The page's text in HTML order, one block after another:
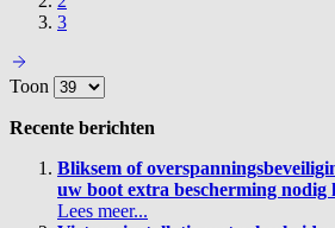
Recente berichten
Bliksem of
uw boot extra bescherming nodig
Lees meer...
3
Toon